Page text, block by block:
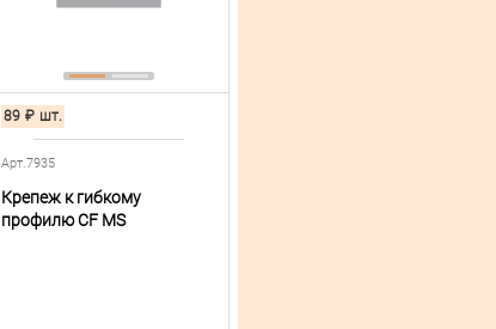
89 ₽ шт.
Арт.7935
Крепеж к гибкому
профилю CF MS